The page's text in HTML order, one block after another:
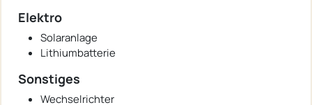
Elektro
Solaranlage
Lithiumbatterie
Sonstiges
Wechselrichter